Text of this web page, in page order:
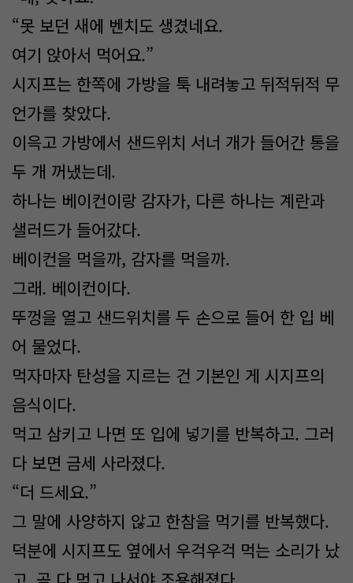
“못 보던 새에 벤치도 생겼네요.
여기 앉아서 먹어요.”
시지프는 한쪽에 가방을 툭 내려놓고 뒤적뒤적 무
언가를 찾았다.
이윽고 가방에서 샌드위치 서너 개가 들어간 통을
두 개 꺼냈는데.
하나는 베이컨이랑 감자가, 다른 하나는 계란과
샐러드가 들어갔다.
베이컨을 먹을까, 감자를 먹을까.
그래. 베이컨이다.
뚜껑을 열고 샌드위치를 두 손으로 들어 한 입 베
어 물었다.
먹자마자 탄성을 지르는 건 기본인 게 시지프의
음식이다.
먹고 삼키고 나면 또 입에 넣기를 반복하고. 그러
다 보면 금세 사라졌다.
“더 드세요.”
그 말에 사양하지 않고 한참을 먹기를 반복했다.
덕분에 시지프도 옆에서 우걱우걱 먹는 소리가 났